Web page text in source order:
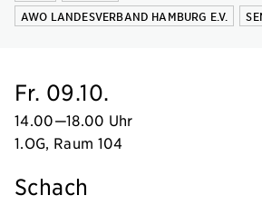
AWO LANDESVERBAND HAMBURG E.V.
Fr. 09.10.
14.00—18.00 Uhr
1.OG, Raum 104
Schach